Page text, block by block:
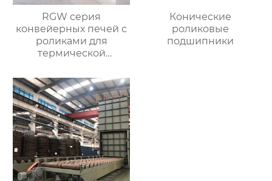
RGW серия
конвейерных печей с
роликами для
термической
Конические
роликовые
подшипники